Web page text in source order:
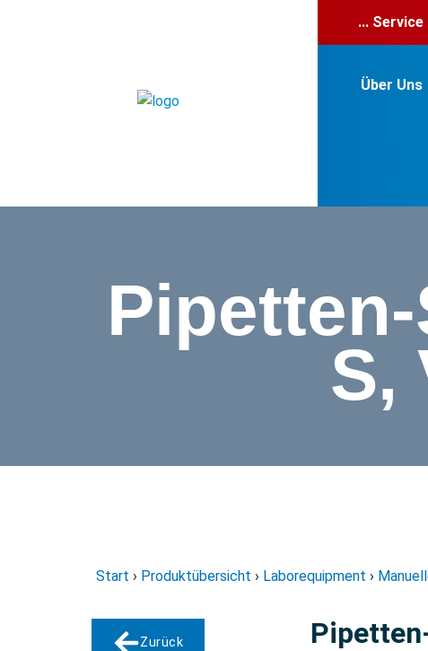
...
Über Uns
S,
Start › Produktübersicht › Laborequipment ›
Zurück